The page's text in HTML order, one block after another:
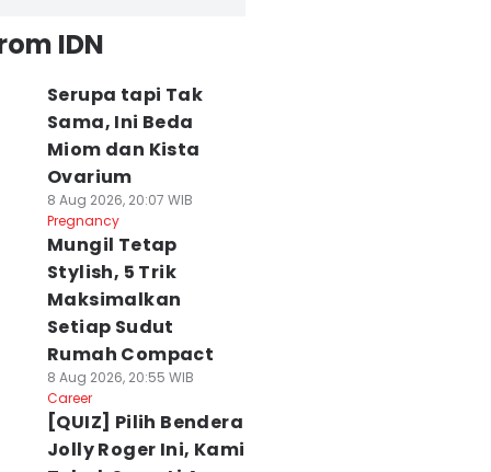
IDN
Serupa tapi Tak
Sama, Ini Beda
Miom dan Kista
Ovarium
8 Aug 2026, 20:07 WIB
Pregnancy
Mungil Tetap
Stylish, 5 Trik
Maksimalkan
Setiap Sudut
Rumah Compact
8 Aug 2026, 20:55 WIB
Career
[QUIZ] Pilih Bendera
Jolly Roger Ini, Kami